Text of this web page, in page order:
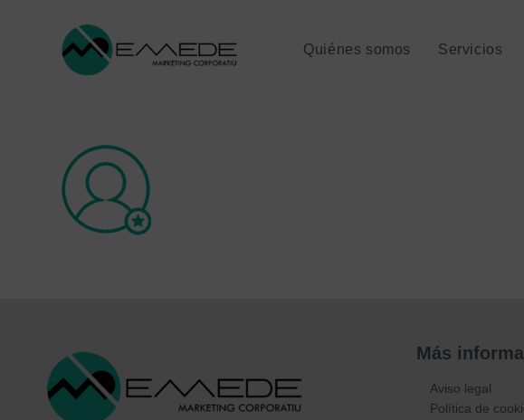
Quiénes somos Servicios
Más
Aviso legal
Política de